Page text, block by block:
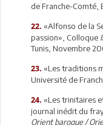
de Franche-Comté,
22. «Alfonso de la
passion», Colloque
Tunis, Novembre
23. «Les traditions
Université de
24. «Les trinitaires
journal inédit du
Orient baroque /